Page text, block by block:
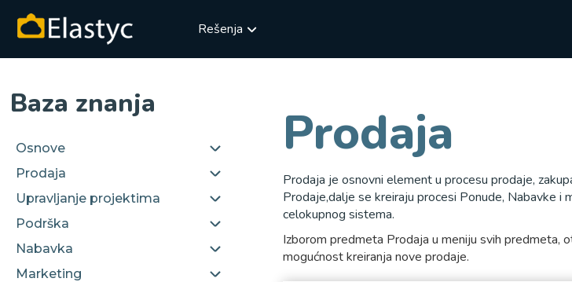
Rešenja
Baza znanja
Osnove
Prodaja
Upravljanje projektima
Podrška
Nabavka
Marketing
Prodaja
Prodaja je osnovni element u procesu prodaje,
Prodaje,dalje se kreiraju procesi Ponude, Nabavke i
celokupnog sistema.
Izborom predmeta Prodaja u meniju svih predmeta,
mogućnost kreiranja nove prodaje.